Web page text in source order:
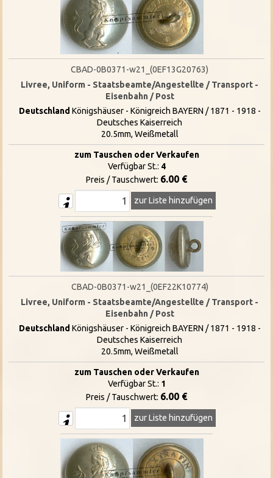
CBAD-0B0371-w21_(0EF13G20763)
Livree, Uniform - Staatsbeamte/Angestellte / Transport -
Eisenbahn / Post
Deutschland Königshäuser - Königreich BAYERN / 1871 - 1918 -
Deutsches Kaiserreich
20.5mm, Weißmetall
zum Tauschen oder Verkaufen
Verfügbar St.: 4
Preis / Tauschwert: 6.00 €
zur Liste hinzufügen
CBAD-0B0371-w21_(0EF22K10774)
Livree, Uniform - Staatsbeamte/Angestellte / Transport -
Eisenbahn / Post
Deutschland Königshäuser - Königreich BAYERN / 1871 - 1918 -
Deutsches Kaiserreich
20.5mm, Weißmetall
zum Tauschen oder Verkaufen
Verfügbar St.: 1
Preis / Tauschwert: 6.00 €
zur Liste hinzufügen